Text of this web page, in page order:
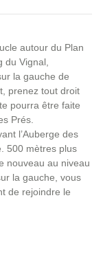
autour du Plan
du Vignal,
la gauche de
prenez tout droit
pourra être faite
Prés.
l’Auberge des
500 mètres plus
nouveau au niveau
la gauche, vous
de rejoindre le